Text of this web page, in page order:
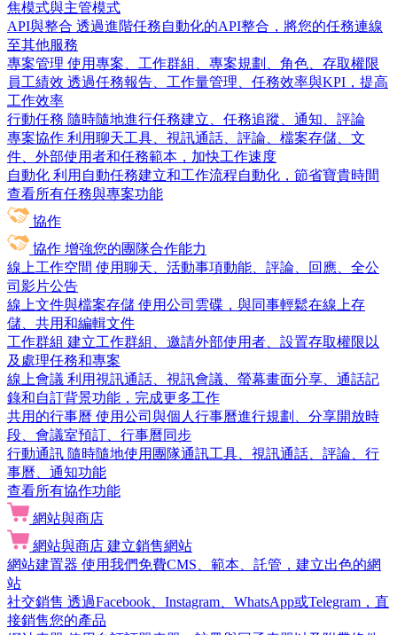
焦模式與主管模式
API與整合 透過進階任務自動化的API整合，將您的任務連線
至其他服務
專案管理 使用專案、工作群組、專案規劃、角色、存取權限
員工績效 透過任務報告、工作量管理、任務效率與KPI，提高
工作效率
行動任務 隨時隨地進行任務建立、任務追蹤、通知、評論
專案協作 利用聊天工具、視訊通話、評論、檔案存儲、文
件、外部使用者和任務範本，加快工作速度
自動化 利用自動任務建立和工作流程自動化，節省寶貴時間
查看所有任務與專案功能
協作
協作 增強您的團隊合作能力
線上工作空間 使用聊天、活動事項動能、評論、回應、全公
司影片公告
線上文件與檔案存儲 使用公司雲碟，與同事輕鬆在線上存
儲、共用和編輯文件
工作群組 建立工作群組、邀請外部使用者、設置存取權限以
及處理任務和專案
線上會議 利用視訊通話、視訊會議、螢幕畫面分享、通話記
錄和自訂背景功能，完成更多工作
共用的行事曆 使用公司與個人行事曆進行規劃、分享開放時
段、會議室預訂、行事曆同步
行動通訊 隨時隨地使用團隊通訊工具、視訊通話、評論、行
事曆、通知功能
查看所有協作功能
網站與商店
網站與商店 建立銷售網站
網站建置器 使用我們免費CMS、範本、託管，建立出色的網
站
社交銷售 透過Facebook、Instagram、WhatsApp或Telegram，直
接銷售您的產品